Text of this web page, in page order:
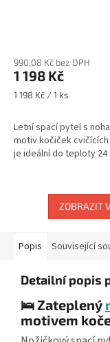
990,08 Kč bez DPH
1 198 Kč
Měrná
1 198 Kč / 1 ks
Letní spací pytel s
motiv kočiček cvičících
je ideální do teploty 24
ZOBRAZIT
Popis Související
Detailní popis
🛌 Zateplený
motivem